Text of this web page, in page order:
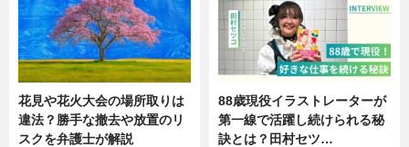
花見や花火大会の場所取りは
違法？勝手な撤去や放置のリ
スクを弁護士が解説
88歳現役イラストレーターが
第一線で活躍し続けられる秘
訣とは？田村セツ…